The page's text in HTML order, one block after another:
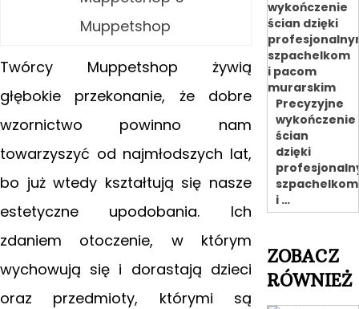
Muppetshop
Twórcy Muppetshop żywią
głębokie przekonanie, że dobre
wzornictwo powinno nam
towarzyszyć od najmłodszych lat,
bo już wtedy kształtują się nasze
estetyczne upodobania. Ich
zdaniem otoczenie, w którym
wychowują się i dorastają dzieci
oraz przedmioty, którymi są
Precyzyjne
wykończenie
ścian
dzięki
szpachelkom
i …
ZOBACZ
RÓWNIEŻ